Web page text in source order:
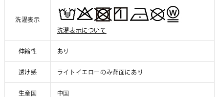
洗濯表示
洗濯表示について
伸縮性 あり
透け感 ライトイエローのみ背面にあり
生産国 中国